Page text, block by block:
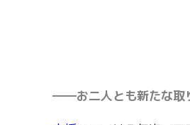
――お二人とも新たな取